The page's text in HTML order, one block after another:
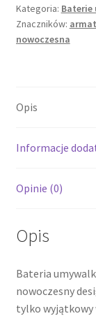
Talia
(czarna,
biała,
Kategoria: Baterie
Znaczników:
nowoczesna
Opis
Informacje
Opinie (0)
Opis
Bateria
nowoczesny
tylko wyjątkowy